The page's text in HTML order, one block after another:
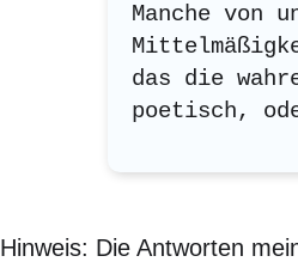
Manche von
das die
poetisch,
Hinweis: Die Antworten